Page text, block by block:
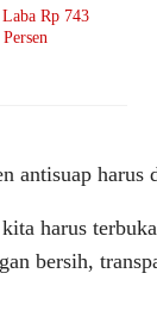
Rp 743
antisuap harus
harus
bersih,